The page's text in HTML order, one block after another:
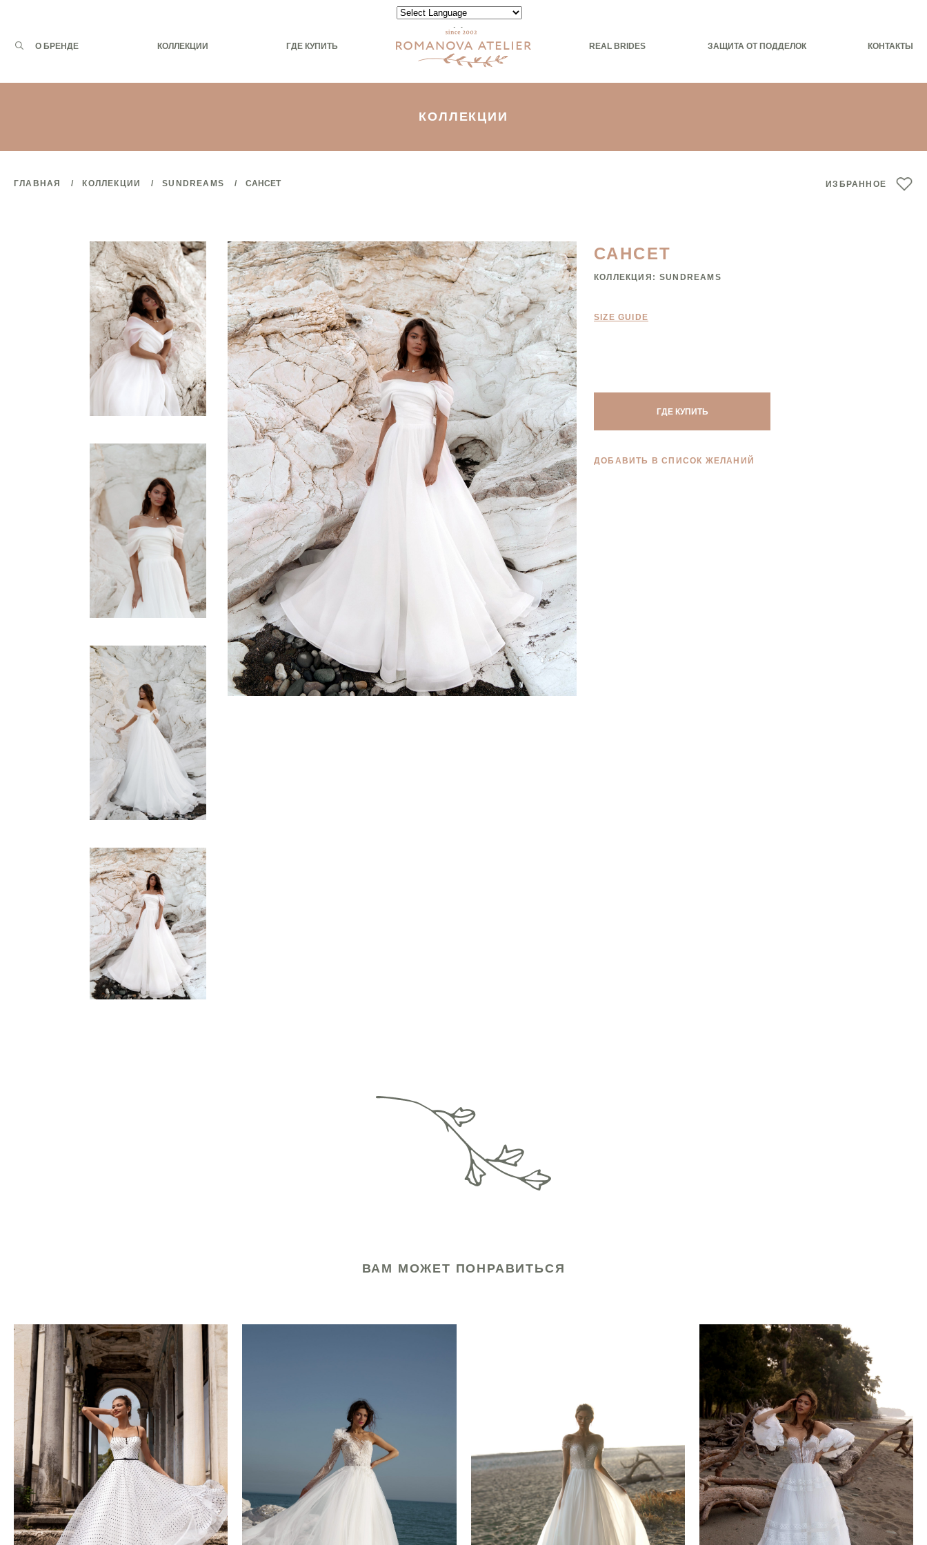
Запрос
О БРЕНДЕ КОЛЛЕКЦИИ ГДЕ КУПИТЬ REAL BRIDES ЗАЩИТА ОТ ПОДДЕЛОК КОНТАКТЫ
Powered by
КОЛЛЕКЦИИ
ГЛАВНАЯ КОЛЛЕКЦИИ SUNDREAMS САНСЕТ ИЗБРАННОЕ
САНСЕТ
КОЛЛЕКЦИЯ: SUNDREAMS
SIZE GUIDE
ГДЕ КУПИТЬ
ДОБАВИТЬ В СПИСОК ЖЕЛАНИЙ
ВАМ МОЖЕТ ПОНРАВИТЬСЯ